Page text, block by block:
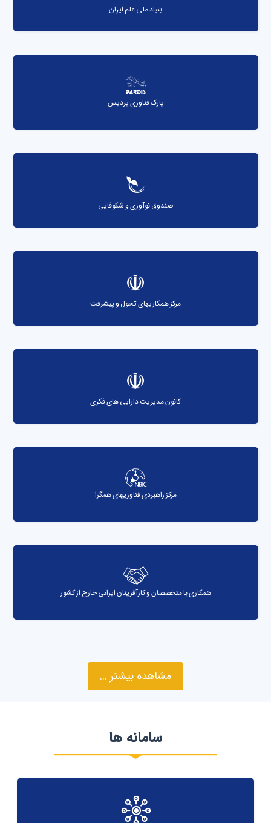
بنیاد ملی علم ایران
پارک فناوری پردیس
صندوق نوآوری و شکوفایی
مرکز همکاریهای تحول و پیشرفت
کانون مدیریت دارایی های فکری
مرکز راهبردی فناوریهای همگرا
همکاری با متخصصان و کارآفرینان ایرانی خارج از کشور
مشاهده بیشتر ...
سامانه ها